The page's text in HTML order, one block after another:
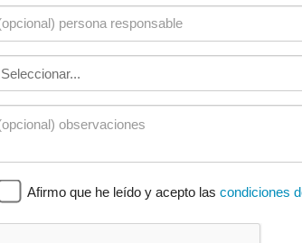
Afirmo que he leído y acepto lascondiciones